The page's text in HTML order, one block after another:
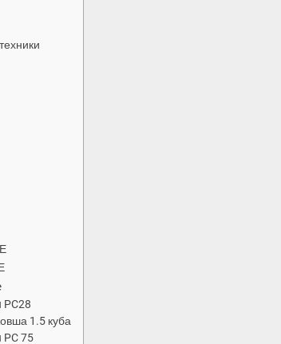
PC28
1.5 куба
PC 75